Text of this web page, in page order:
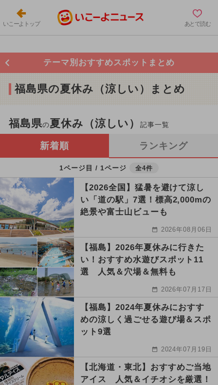
いこーよトップ あとで読む
テーマ別おすすめスポットまとめ
福島県の夏休み（涼しい）まとめ
福島県の夏休み（涼しい）記事一覧
新着順 ランキング
1ページ目 / 1ページ 全4件
【2026全国】猛暑を避けて涼し
い「道の駅」7選！標高2,000mの
絶景や富士山ビューも
2026年08月06日
【福島】2026年夏休みに行きた
い！おすすめ水遊びスポット11
選 人気＆穴場＆無料も
2026年07月17日
【福島】2024年夏休みにおすす
めの涼しく過ごせる遊び場＆スポ
ット9選
2024年07月19日
【北海道・東北】おすすめご当地
アイス 人気＆イチオシを厳選！